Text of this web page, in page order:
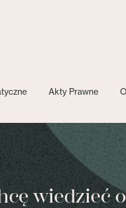
Akty Prawne
wiedzieć